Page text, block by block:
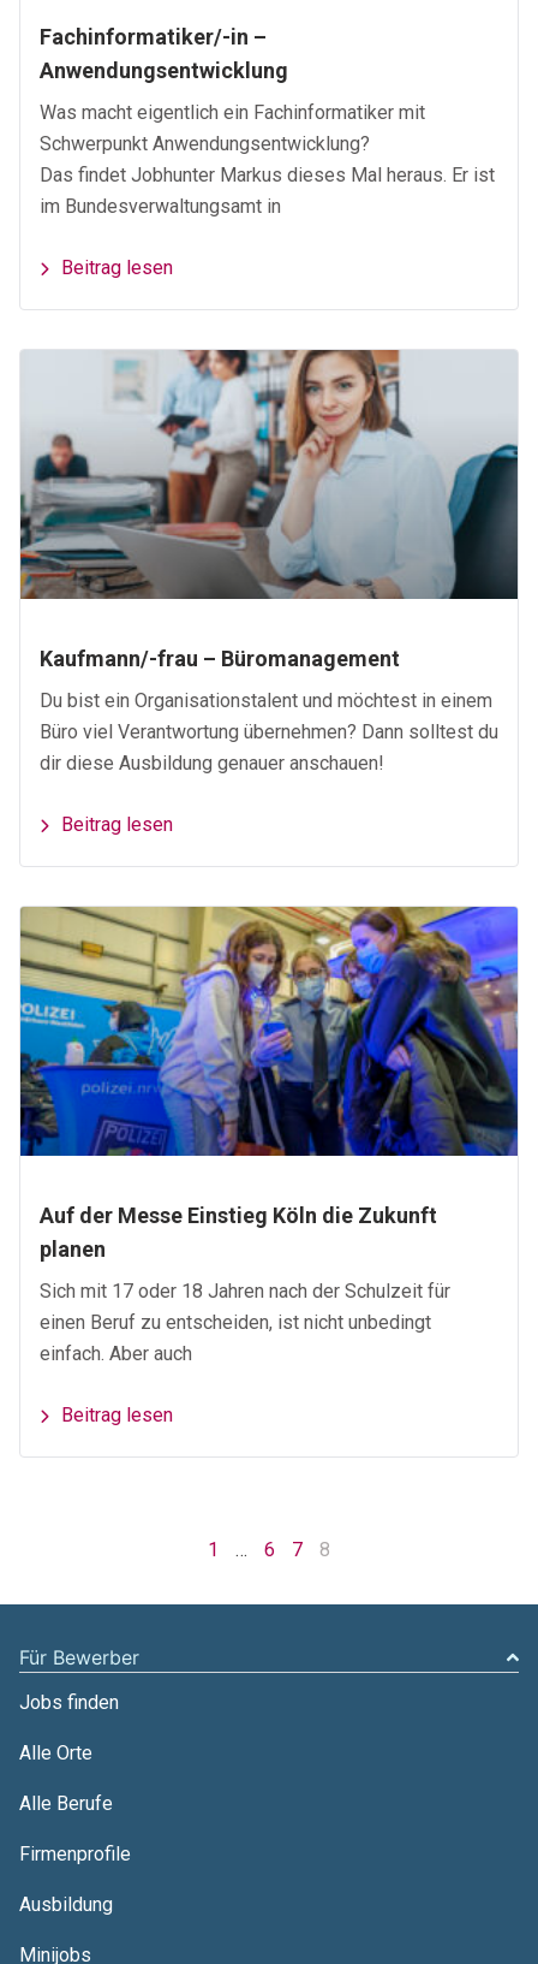
Fachinformatiker/-in –
Anwendungsentwicklung
Was macht eigentlich ein Fachinformatiker mit
Schwerpunkt Anwendungsentwicklung?
Das findet Jobhunter Markus dieses Mal heraus. Er ist
im Bundesverwaltungsamt in
Beitrag lesen
Kaufmann/-frau – Büromanagement
Du bist ein Organisationstalent und möchtest in einem
Büro viel Verantwortung übernehmen? Dann solltest du
dir diese Ausbildung genauer anschauen!
Beitrag lesen
Auf der Messe Einstieg Köln die Zukunft
planen
Sich mit 17 oder 18 Jahren nach der Schulzeit für
einen Beruf zu entscheiden, ist nicht unbedingt
einfach. Aber auch
Beitrag lesen
1 … 6 7 8
Für Bewerber
Jobs finden
Alle Orte
Alle Berufe
Firmenprofile
Ausbildung
Minijobs